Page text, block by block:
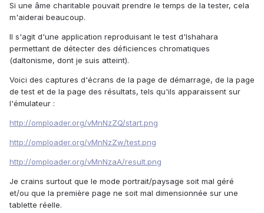
Si une âme charitable pouvait prendre le temps de la tester, cela
m'aiderai beaucoup.
Il s'agit d'une application reproduisant le test d'Ishahara
permettant de détecter des déficiences chromatiques
(daltonisme, dont je suis atteint).
Voici des captures d'écrans de la page de démarrage, de la page
de test et de la page des résultats, tels qu'ils apparaissent sur
l'émulateur :
http://omploader.org/vMnNzZQ/start.png
http://omploader.org/vMnNzZw/test.png
http://omploader.org/vMnNzaA/result.png
Je crains surtout que le mode portrait/paysage soit mal géré
et/ou que la première page ne soit mal dimensionnée sur une
tablette réelle.